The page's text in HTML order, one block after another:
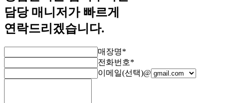
담당 매니저가 빠르게
연락드리겠습니다.
매장명*
전화번호*
이메일(선택)@